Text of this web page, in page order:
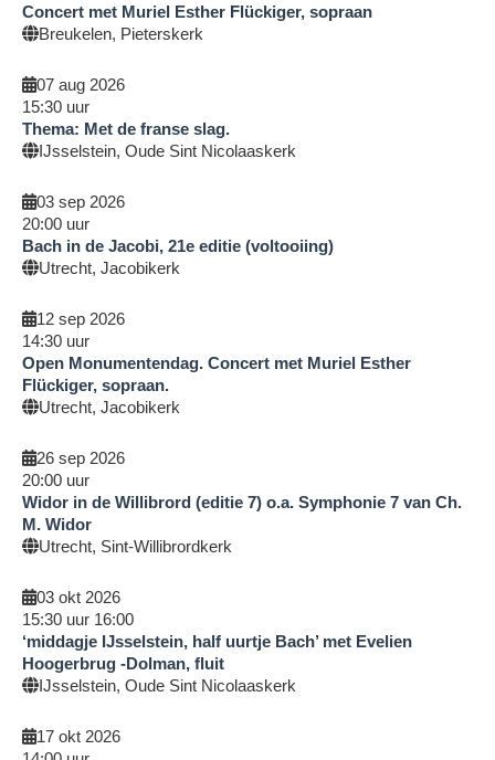
Concert met Muriel Esther Flückiger, sopraan
Breukelen, Pieterskerk
07 aug 2026
15:30 uur
Thema: Met de franse slag.
IJsselstein, Oude Sint Nicolaaskerk
03 sep 2026
20:00 uur
Bach in de Jacobi, 21e editie (voltooiing)
Utrecht, Jacobikerk
12 sep 2026
14:30 uur
Open Monumentendag. Concert met Muriel Esther
Flückiger, sopraan.
Utrecht, Jacobikerk
26 sep 2026
20:00 uur
Widor in de Willibrord (editie 7) o.a. Symphonie 7 van Ch.
M. Widor
Utrecht, Sint-Willibrordkerk
03 okt 2026
15:30 uur 16:00
‘middagje IJsselstein, half uurtje Bach’ met Evelien
Hoogerbrug -Dolman, fluit
IJsselstein, Oude Sint Nicolaaskerk
17 okt 2026